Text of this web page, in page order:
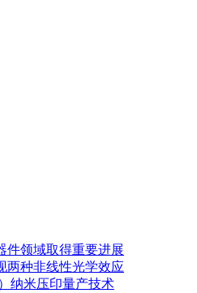
件领域取得重要进展
两种非线性光学效应
纳米压印量产技术